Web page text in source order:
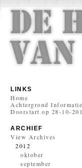
LINKS
Home
Achtergrond Informatie
Doorstart op 28-10-
ARCHIEF
View Archives
2012
oktober
september